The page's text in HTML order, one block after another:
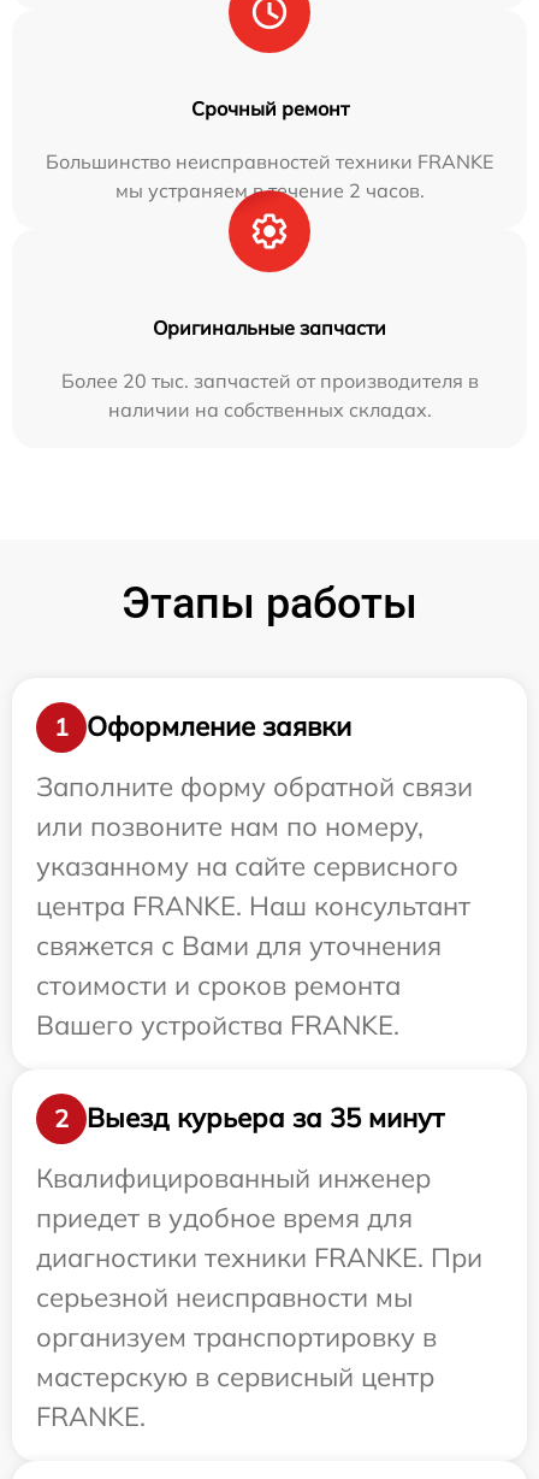
Срочный ремонт
Большинство неисправностей техники FRANKE
мы устраняем в течение 2 часов.
Оригинальные запчасти
Более 20 тыс. запчастей от производителя в
наличии на собственных складах.
Этапы работы
1
Оформление заявки
Заполните форму обратной связи
или позвоните нам по номеру,
указанному на сайте сервисного
центра FRANKE. Наш консультант
свяжется с Вами для уточнения
стоимости и сроков ремонта
Вашего устройства FRANKE.
2
Выезд курьера за 35 минут
Квалифицированный инженер
приедет в удобное время для
диагностики техники FRANKE. При
серьезной неисправности мы
организуем транспортировку в
мастерскую в сервисный центр
FRANKE.